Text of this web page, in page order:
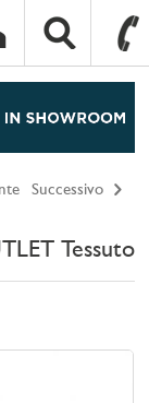
Successivo
Tessuto